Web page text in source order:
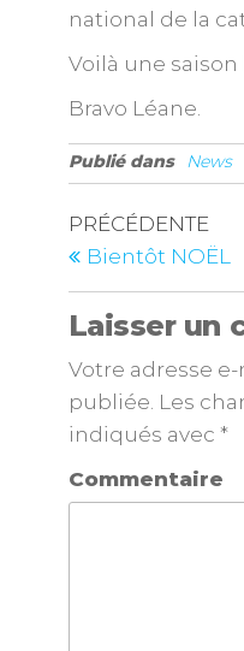
national de la
Voilà une
Bravo Léane.
Publié dans News
PRÉCÉDENTE
Bientôt NOËL
Laisser un
Votre adresse
publiée. Les
indiqués avec *
Commentaire